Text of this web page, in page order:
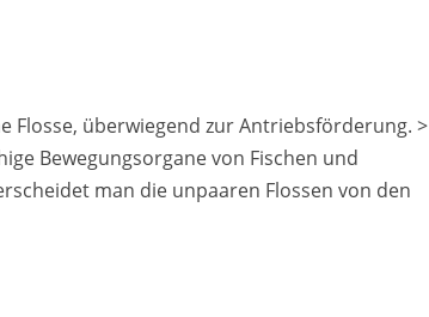
Flosse, überwiegend zur Antriebsförderung. >
Bewegungsorgane von Fischen und
man die unpaaren Flossen von den